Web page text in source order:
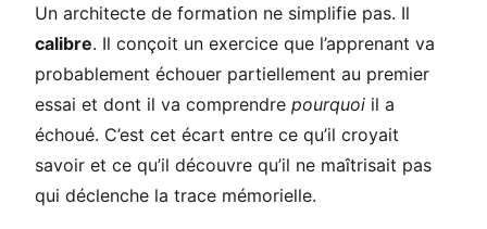
Un architecte de formation ne simplifie pas. Il
calibre. Il conçoit un exercice que l’apprenant va
probablement échouer partiellement au premier
essai et dont il va comprendre pourquoi il a
échoué. C’est cet écart entre ce qu’il croyait
savoir et ce qu’il découvre qu’il ne maîtrisait pas
qui déclenche la trace mémorielle.